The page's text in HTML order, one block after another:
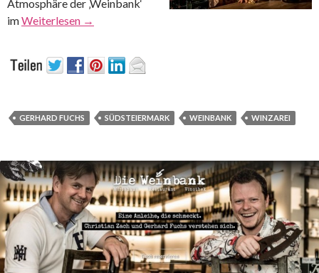
Atmosphäre der ‚Weinbank‘
imWeiterlesen →
GERHARD FUCHS SÜDSTEIERMARK WEINBANK WINZAREI